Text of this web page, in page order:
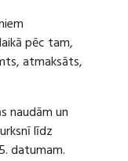
pēc tam,
atmaksāts,
naudām un
līdz
datumam.